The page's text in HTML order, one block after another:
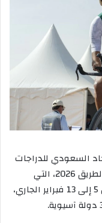
السعودي للدراجات
في التنظيم المميز لبطولة آسيا لدراجات الطريق 2026، التي
استضافتها منطقة القصيم في الفترة من 5 إلى 13 فبراير الجاري،